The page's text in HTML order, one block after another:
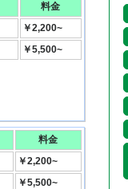
料金
￥2,200~
￥5,500~
料金
￥2,200~
￥5,500~